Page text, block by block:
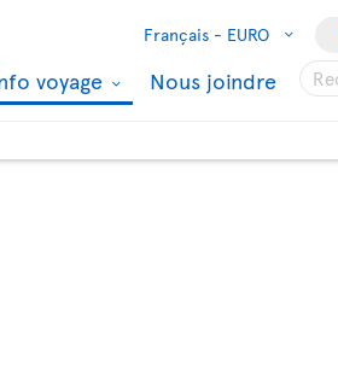
Français - EURO
voyage Nous joindre